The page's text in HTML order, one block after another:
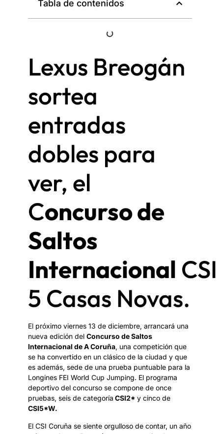
Tabla de contenidos
Lexus Breogán
sortea
entradas
dobles para
ver, el
Concurso de
Saltos
Internacional CSI
5 Casas Novas.
El próximo viernes 13 de diciembre, arrancará una
nueva edición delConcurso de Saltos
Internacional de A Coruña, una competición que
se ha convertido en un clásico de la ciudad y que
es además, sede de una prueba puntuable para la
Longines FEI World Cup Jumping. El programa
deportivo del concurso se compone de once
pruebas, seis de categoría CSI2* y cinco de
CSI5*W.
El CSI Coruña se siente orgulloso de contar, un año